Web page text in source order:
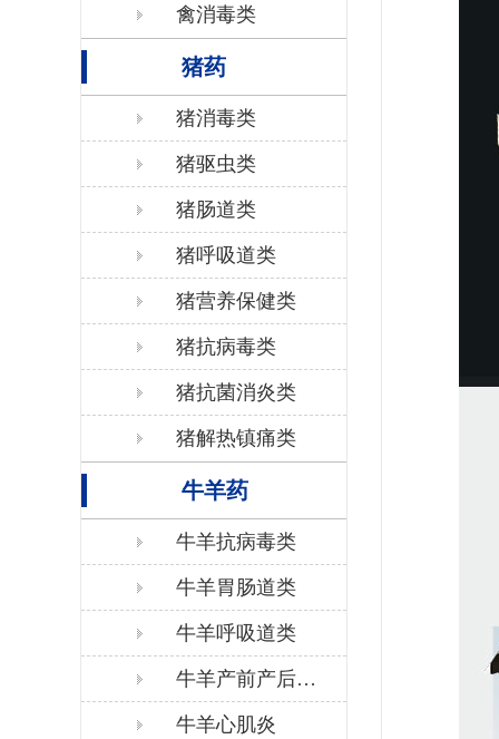
禽消毒类
猪药
猪消毒类
猪驱虫类
猪肠道类
猪呼吸道类
猪营养保健类
猪抗病毒类
猪抗菌消炎类
猪解热镇痛类
牛羊药
牛羊抗病毒类
牛羊胃肠道类
牛羊呼吸道类
牛羊产前产后保
健
牛羊心肌炎